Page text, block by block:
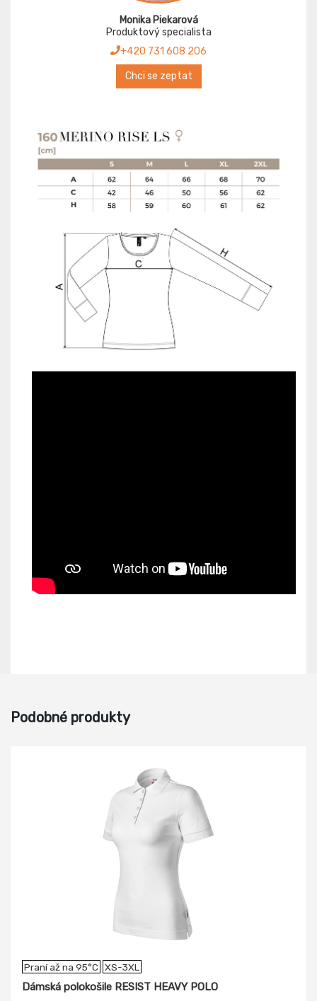
Monika Piekarová
Produktový specialista
+420 731 608 206
Chci se zeptat
Podobné produkty
Praní až na 95°C XS-3XL
Dámská polokošile RESIST HEAVY POLO